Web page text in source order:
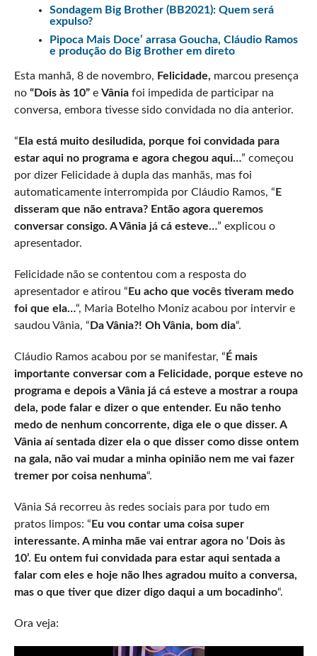
Sondagem Big Brother (BB2021): Quem será
expulso?
Pipoca Mais Doce’ arrasa Goucha, Cláudio Ramos
e produção do Big Brother em direto
Esta manhã, 8 de novembro, Felicidade, marcou presença
no “Dois às 10”e Vâniafoi impedida de participar na
conversa, embora tivesse sido convidada no dia anterior.
“ Ela está muito desiludida, porque foi convidada para
estar aqui no programa e agora chegou aqui…” começou
por dizer Felicidade à dupla das manhãs, mas foi
automaticamente interrompida por Cláudio Ramos, “ E
disseram que não entrava? Então agora queremos
conversar consigo. A Vânia já cá esteve…” explicou o
apresentador.
Felicidade não se contentou com a resposta do
apresentador e atirou “ Eu acho que vocês tiveram medo
foi que ela…“, Maria Botelho Moniz acabou por intervir e
saudou Vânia, “ Da Vânia?! Oh Vânia, bom dia“.
Cláudio Ramos acabou por se manifestar, “ É mais
importante conversar com a Felicidade, porque esteve no
programa e depois a Vânia já cá esteve a mostrar a roupa
dela, pode falar e dizer o que entender. Eu não tenho
medo de nenhum concorrente, diga ele o que disser. A
Vânia aí sentada dizer ela o que disser como disse ontem
na gala, não vai mudar a minha opinião nem me vai fazer
tremer por coisa nenhuma“.
Vânia Sá recorreu às redes sociais para por tudo em
pratos limpos: “ Eu vou contar uma coisa super
interessante. A minha mãe vai entrar agora no ‘Dois às
10’. Eu ontem fui convidada para estar aqui sentada a
falar com eles e hoje não lhes agradou muito a conversa,
mas o que tiver que dizer digo daqui a um bocadinho“.
Ora veja: